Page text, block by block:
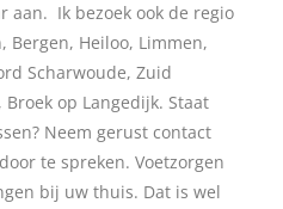
aan. Ik bezoek ook de regio
Bergen, Heiloo, Limmen,
Scharwoude, Zuid
op Langedijk. Staat
Neem gerust contact
te spreken. Voetzorgen
bij uw thuis. Dat is wel